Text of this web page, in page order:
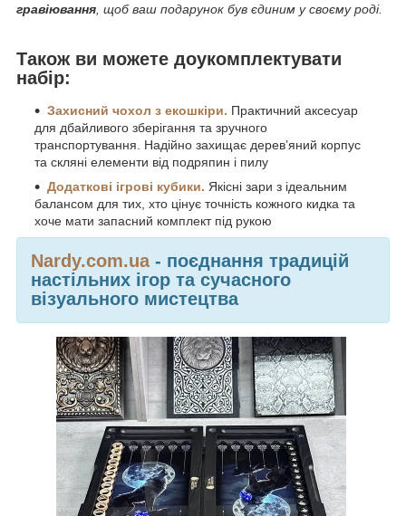
гравіювання , щоб ваш подарунок був єдиним у своєму роді.
Також ви можете доукомплектувати
набір:
Захисний чохол з екошкіри. Практичний аксесуар
для дбайливого зберігання та зручного
транспортування. Надійно захищає дерев’яний корпус
та скляні елементи від подряпин і пилу
Додаткові ігрові кубики. Якісні зари з ідеальним
балансом для тих, хто цінує точність кожного кидка та
хоче мати запасний комплект під рукою
Nardy.com.ua- поєднання традицій
настільних ігор та сучасного
візуального мистецтва